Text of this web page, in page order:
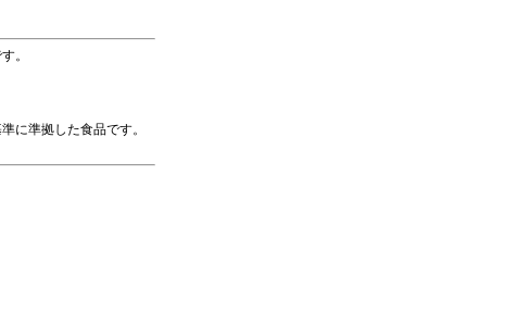
。
に準拠した食品です。